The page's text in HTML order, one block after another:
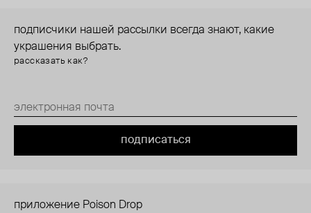
подписчики нашей рассылки всегда знают, какие
украшения выбрать.
рассказать как?
подписаться
приложение Poison Drop